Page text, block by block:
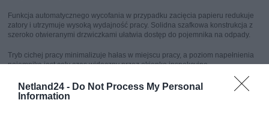
Netland24 - Do Not Process My Personal
Information
Funkcja automatycznego wycofania w przypadku zacięcia papieru redukuje
zatory i utrzymuje wysoką wydajność pracy. Solidna szafkowa konstrukcja z
szeroko otwieranymi drzwiczkami ułatwia dostęp do pojemnika na odpady.
Tryb cichej pracy minimalizuje hałas w miejscu pracy, a poziom napełnienia
pojemnika jest cały czas widoczny przez okienko inspekcyjne.
Materiały najwyższej jakości oraz sprawdzona marka „Made in Germany”
gwarantują bezpieczeństwo i niezawodne użytkowanie przez wiele lat.